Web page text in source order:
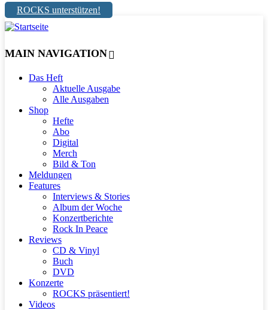
ROCKS unterstützen!
MAIN NAVIGATION
Das Heft
Aktuelle Ausgabe
Alle Ausgaben
Shop
Hefte
Abo
Digital
Merch
Bild & Ton
Meldungen
Features
Interviews & Stories
Album der Woche
Konzertberichte
Rock In Peace
Reviews
CD & Vinyl
Buch
DVD
Konzerte
ROCKS präsentiert!
Videos